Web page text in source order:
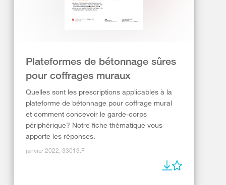
Plateformes de bétonnage sûres
pour coffrages muraux
Quelles sont les prescriptions applicables à la
plateforme de bétonnage pour coffrage mural
et comment concevoir le garde-corps
périphérique? Notre fiche thématique vous
apporte les réponses.
janvier 2022, 33013.F